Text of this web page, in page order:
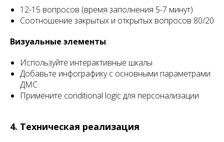
12-15 вопросов (время заполнения 5-7 минут)
Соотношение закрытых и открытых вопросов 80/20
Визуальные элементы:
Используйте интерактивные шкалы
Добавьте инфографику с основными параметрами
ДМС
Примените conditional logic для персонализации
4. Техническая реализация